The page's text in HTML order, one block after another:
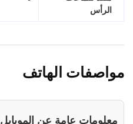
الرأس
مواصفات الهاتف
معلومات عامة عن الموبايل